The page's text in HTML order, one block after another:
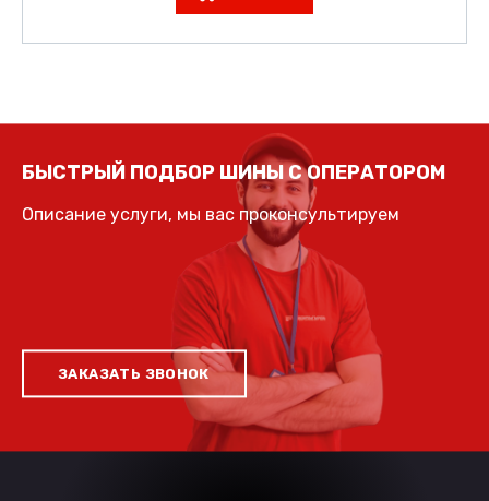
БЫСТРЫЙ ПОДБОР ШИНЫ С ОПЕРАТОРОМ
Описание услуги, мы вас проконсультируем
ЗАКАЗАТЬ ЗВОНОК